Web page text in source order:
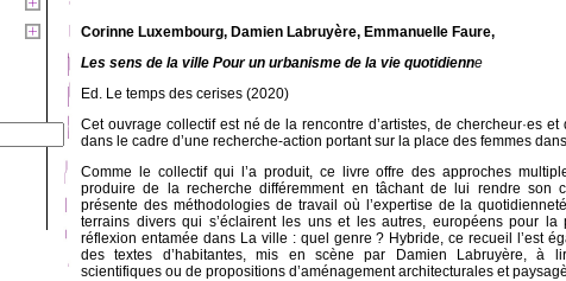
Corinne Luxembourg, Damien Labruyère, Emmanuelle Faure,
Les sens de la ville Pour un urbanisme de la vie quotidienne
Ed. Le temps des cerises (2020)
Cet ouvrage collectif est né de la rencontre d’artistes, de chercheur·es et
dans le cadre d’une recherche-action portant sur la place des femmes
Comme le collectif qui l’a produit, ce livre offre des approches
produire de la recherche différemment en tâchant de lui rendre son
présente des méthodologies de travail où l’expertise de la
terrains divers qui s’éclairent les uns et les autres, européens pour la
réflexion entamée dans La ville : quel genre ? Hybride, ce recueil l’est
des textes d’habitantes, mis en scène par Damien Labruyère, à
scientifiques ou de propositions d’aménagement architecturales et